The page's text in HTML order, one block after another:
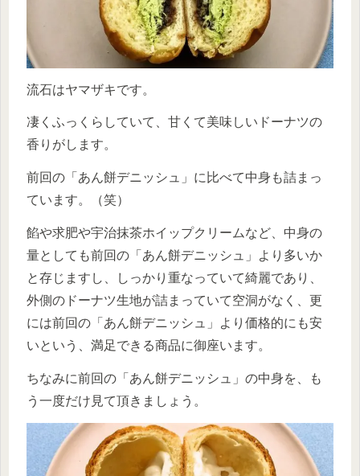
流石はヤマザキです。
凄くふっくらしていて、甘くて美味しいドーナツの
香りがします。
前回の「あん餅デニッシュ」に比べて中身も詰まっ
ています。（笑）
餡や求肥や宇治抹茶ホイップクリームなど、中身の
量としても前回の「あん餅デニッシュ」より多いか
と存じますし、しっかり重なっていて綺麗であり、
外側のドーナツ生地が詰まっていて空洞がなく、更
には前回の「あん餅デニッシュ」より価格的にも安
いという、満足できる商品に御座います。
ちなみに前回の「あん餅デニッシュ」の中身を、も
う一度だけ見て頂きましょう。